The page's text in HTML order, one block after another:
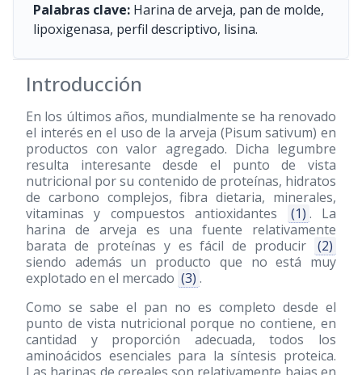
Palabras clave: Harina de arveja, pan de molde,
lipoxigenasa, perfil descriptivo, lisina.
Introducción
En los últimos años, mundialmente se ha renovado
el interés en el uso de la arveja (Pisum sativum) en
productos con valor agregado. Dicha legumbre
resulta interesante desde el punto de vista
nutricional por su contenido de proteínas, hidratos
de carbono complejos, fibra dietaria, minerales,
vitaminas y compuestos antioxidantes
(1) . La
harina de arveja es una fuente relativamente
barata de proteínas y es fácil de producir
(2)
siendo además un producto que no está muy
explotado en el mercado (3) .
Como se sabe el pan no es completo desde el
punto de vista nutricional porque no contiene, en
cantidad y proporción adecuada, todos los
aminoácidos esenciales para la síntesis proteica.